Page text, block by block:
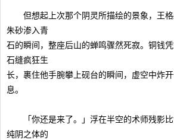
但想起上次那个阴灵所描绘的景象，王格
朱砂渗入青
石的瞬间，整座后山的蝉鸣骤然死寂。铜钱
石缝疯狂生
长，裹住他手腕攀上砚台的瞬间，虚空中炸
息。
「你还是来了。」浮在半空的术师残影比
纯阴之体的